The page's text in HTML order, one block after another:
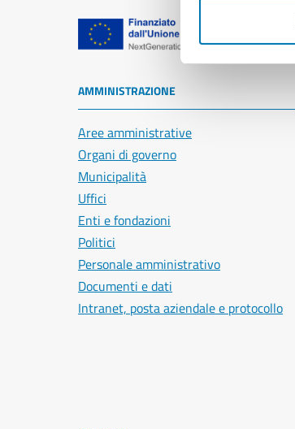
AMMINISTRAZIONE
Aree amministrative
Organi di governo
Municipalità
Uffici
Enti e fondazioni
Politici
Personale amministrativo
Documenti e dati
Intranet, posta aziendale e protocollo